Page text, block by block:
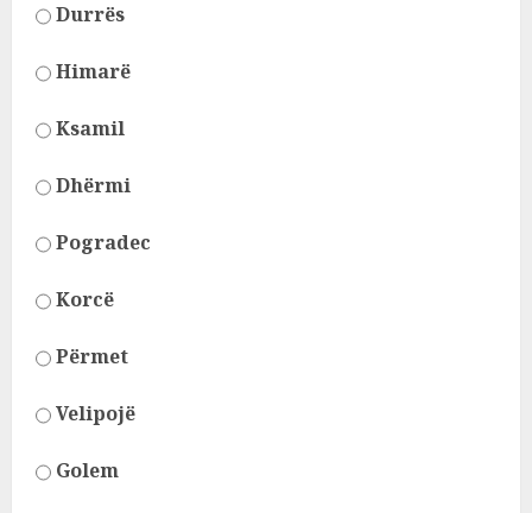
Durrës
Himarë
Ksamil
Dhërmi
Pogradec
Korcë
Përmet
Velipojë
Golem